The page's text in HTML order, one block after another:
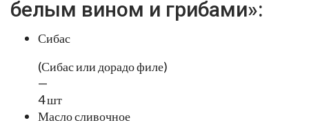
белым вином и грибами»:
Сибас
(Сибас или дорадо филе)
—
4 шт
Масло сливочное